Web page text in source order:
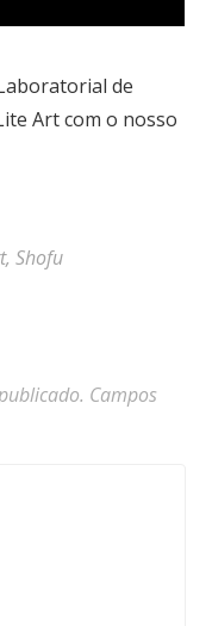
de
Art com o nosso
,Shofu
Campos